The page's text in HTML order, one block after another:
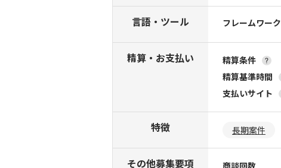
言語・ツール フレームワーク
精算・お支払い 精算条件
精算基準時間
支払いサイト
特徴 長期案件
その他募集要項